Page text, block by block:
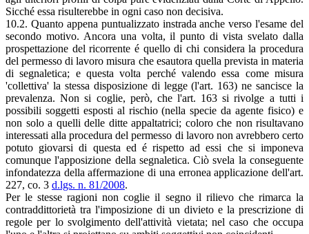
Sicché essa risulterebbe in ogni caso non decisiva.
10.2. Quanto appena puntualizzato instrada anche verso l'esame del
secondo motivo. Ancora una volta, il punto di vista svelato dalla
prospettazione del ricorrente é quello di chi considera la procedura
del permesso di lavoro misura che esautora quella prevista in materia
di segnaletica; e questa volta perché valendo essa come misura
'collettiva' la stessa disposizione di legge (l'art. 163) ne sancisce la
prevalenza. Non si coglie, però, che l'art. 163 si rivolge a tutti i
possibili soggetti esposti al rischio (nella specie da agente fisico) e
non solo a quelli delle ditte appaltatrici; coloro che non risultavano
interessati alla procedura del permesso di lavoro non avrebbero certo
potuto giovarsi di questa ed é rispetto ad essi che si imponeva
comunque l'apposizione della segnaletica. Ciò svela la conseguente
infondatezza della affermazione di una erronea applicazione dell'art.
227, co. 3 d.lgs. n. 81/2008.
Per le stesse ragioni non coglie il segno il rilievo che rimarca la
contraddittorietà tra l'imposizione di un divieto e la prescrizione di
regole per lo svolgimento dell'attività vietata; nel caso che occupa